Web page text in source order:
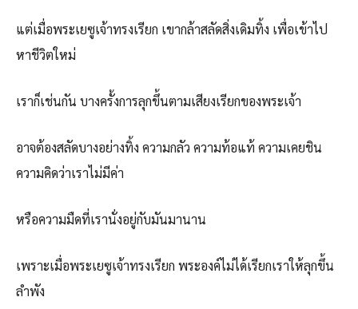
แต่เมื่อพระเยซูเจ้าทรงเรียก เขากล้าสลัดสิ่งเดิมทิ้ง เพื่อเข้าไป
หาชีวิตใหม่
เราก็เช่นกัน บางครั้งการลุกขึ้นตามเสียงเรียกของพระเจ้า
อาจต้องสลัดบางอย่างทิ้ง ความกลัว ความท้อแท้ ความเคยชิน
ความคิดว่าเราไม่มีค่า
หรือความมืดที่เรานั่งอยู่กับมันมานาน
เพราะเมื่อพระเยซูเจ้าทรงเรียก พระองค์ไม่ได้เรียกเราให้ลุกขึ้น
ลำพัง